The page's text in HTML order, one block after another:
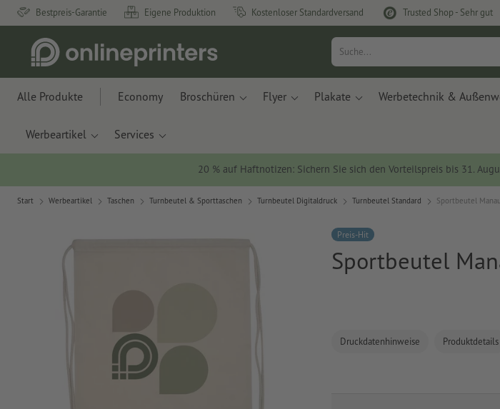
Bestpreis-Garantie Eigene Produktion Kostenloser Standardversand Trusted Shop - Sehr gut
Alle Produkte Economy Broschüren Flyer Plakate Werbetechnik &
Werbeartikel Services
20 % auf Haftnotizen: Sichern Sie sich den Vorteilspreis bis 31.
Start Werbeartikel Taschen Turnbeutel & Sporttaschen Turnbeutel Digitaldruck Turnbeutel Standard Sportbeutel
Preis-Hit
Sportbeutel
Druckdatenhinweise Produktdetails